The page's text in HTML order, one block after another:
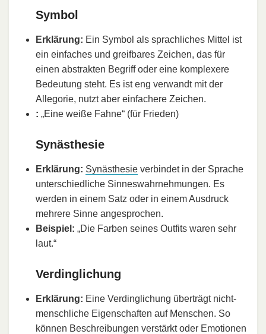
Symbol
Erklärung: Ein Symbol als sprachliches Mittel ist
ein einfaches und greifbares Zeichen, das für
einen abstrakten Begriff oder eine komplexere
Bedeutung steht. Es ist eng verwandt mit der
Allegorie, nutzt aber einfachere Zeichen.
: „Eine weiße Fahne“ (für Frieden)
Synästhesie
Erklärung: Synästhesie verbindet in der Sprache
unterschiedliche Sinneswahrnehmungen. Es
werden in einem Satz oder in einem Ausdruck
mehrere Sinne angesprochen.
Beispiel: „Die Farben seines Outfits waren sehr
laut.“
Verdinglichung
Erklärung: Eine Verdinglichung überträgt nicht-
menschliche Eigenschaften auf Menschen. So
können Beschreibungen verstärkt oder Emotionen